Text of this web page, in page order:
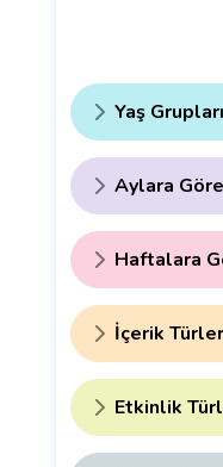
Yaş
Aylara
Haftalara
İçerik
Etkinlik